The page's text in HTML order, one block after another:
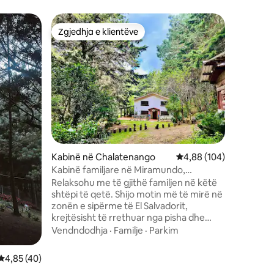
mesatar 4,85 nga 5, 40 vlerësime
4,85 (40)
Zgjedhja e klientëve
Zgjedhja e klientëve
Kabinë në Chalatenango Vlerësimi mesatar
4,88 (104)
Kabinë familjare në Miramundo,
Chalatenango
Relaksohu me të gjithë familjen në këtë
shtëpi të qetë. Shijo motin më të mirë në
zonën e sipërme të El Salvadorit,
krejtësisht të rrethuar nga pisha dhe
selvi, kontakto natyrën drejtpërdrejt,
Vendndodhja · Familje · Parkim